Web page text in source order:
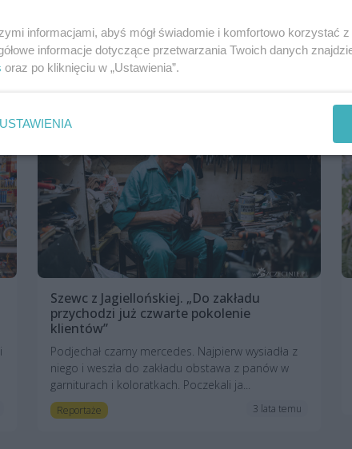
którą zapełniają motyle zbudowane z pary uszu w
kolorach niebieskim i żółtym. Cod...
Reportaże
Szewc z Jagiellońskiej. „Do zakładu
przychodzi już czwarte pokolenie
klientów”
Podjechał czarny mercedes. Najpierw wysiadła z
niego i weszła do zakładu obstawa z panów w
garniturach i koloratkach. Poczekali ja...
Reportaże 3 lata temu
informacjami, abyś mógł świadomie i komfortowo korzystać
informacje dotyczące przetwarzania Twoich danych
oraz po kliknięciu w „Ustawienia”.
USTAWIENIA